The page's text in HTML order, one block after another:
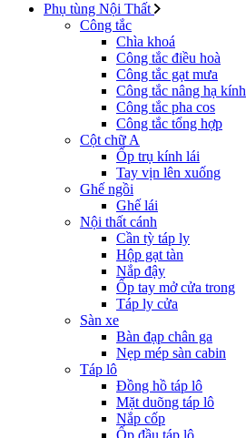
Phụ tùng Nội Thất
Công tắc
Chìa khoá
Công tắc điều hoà
Công tắc gạt mưa
Công tắc nâng hạ kính
Công tắc pha cos
Công tắc tổng hợp
Cột chữ A
Ốp trụ kính lái
Tay vịn lên xuống
Ghế ngồi
Ghế lái
Nội thất cánh
Cần tỳ táp ly
Hộp gạt tàn
Nắp đậy
Ốp tay mở cửa trong
Táp ly cửa
Sàn xe
Bàn đạp chân ga
Nẹp mép sàn cabin
Táp lô
Đồng hồ táp lô
Mặt duõng táp lô
Nắp cốp
Ốp đầu táp lô